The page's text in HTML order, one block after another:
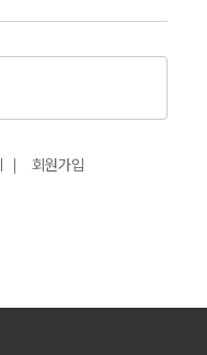
회원가입